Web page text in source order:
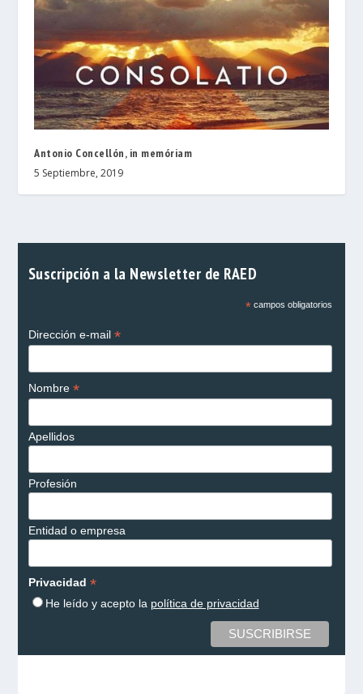
Antonio Concellón, in memóriam
5 Septiembre, 2019
Suscripción a la Newsletter de RAED
*campos obligatorios
Dirección e-mail *
Nombre *
Apellidos
Profesión
Entidad o empresa
Privacidad *
He leído y acepto la política de privacidad